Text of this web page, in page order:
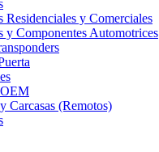
Residenciales y Comerciales
y Componentes Automotrices
Carcasas (Remotos)